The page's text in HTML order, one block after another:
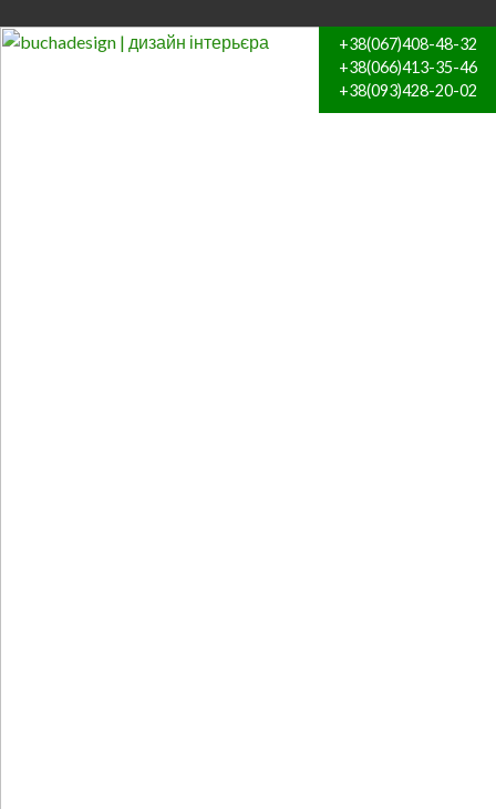
+38(067)408-48-32
+38(066)413-35-46
+38(093)428-20-02